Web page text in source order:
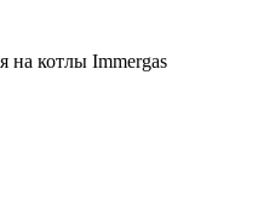
на котлы Immergas